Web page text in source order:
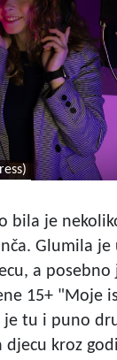
bila je
Glumila
a posebno
15+ "Moje
je tu i puno
djecu kroz